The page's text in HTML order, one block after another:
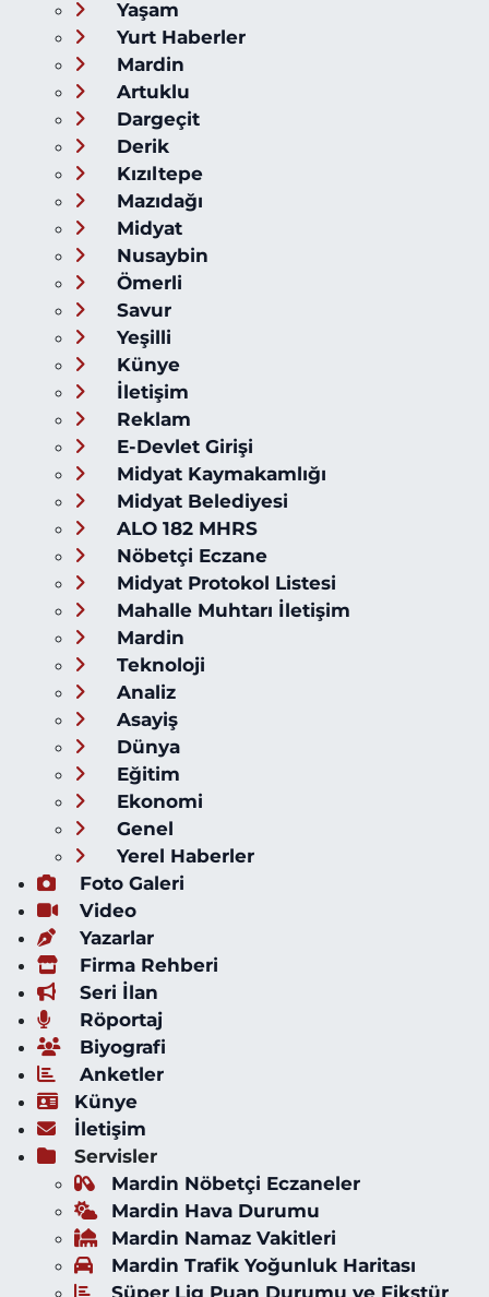
Yaşam
Yurt Haberler
Mardin
Artuklu
Dargeçit
Derik
Kızıltepe
Mazıdağı
Midyat
Nusaybin
Ömerli
Savur
Yeşilli
Künye
İletişim
Reklam
E-Devlet Girişi
Midyat Kaymakamlığı
Midyat Belediyesi
ALO 182 MHRS
Nöbetçi Eczane
Midyat Protokol Listesi
Mahalle Muhtarı İletişim
Mardin
Teknoloji
Analiz
Asayiş
Dünya
Eğitim
Ekonomi
Genel
Yerel Haberler
Foto Galeri
Video
Yazarlar
Firma Rehberi
Seri İlan
Röportaj
Biyografi
Anketler
Künye
İletişim
Servisler
Mardin Nöbetçi Eczaneler
Mardin Hava Durumu
Mardin Namaz Vakitleri
Mardin Trafik Yoğunluk Haritası
Süper Lig Puan Durumu ve Fikstür